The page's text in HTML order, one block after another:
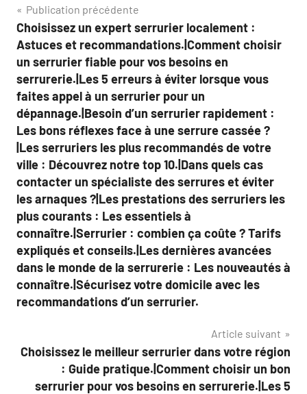
Navigation
de
l’article
Publication précédente
Choisissez un expert serrurier localement :
Astuces et recommandations.|Comment choisir
un serrurier fiable pour vos besoins en
serrurerie.|Les 5 erreurs à éviter lorsque vous
faites appel à un serrurier pour un
dépannage.|Besoin d’un serrurier rapidement :
Les bons réflexes face à une serrure cassée ?
|Les serruriers les plus recommandés de votre
ville : Découvrez notre top 10.|Dans quels cas
contacter un spécialiste des serrures et éviter
les arnaques ?|Les prestations des serruriers les
plus courants : Les essentiels à
connaître.|Serrurier : combien ça coûte ? Tarifs
expliqués et conseils.|Les dernières avancées
dans le monde de la serrurerie : Les nouveautés à
connaître.|Sécurisez votre domicile avec les
recommandations d’un serrurier.
Article suivant
Choisissez le meilleur serrurier dans votre région
: Guide pratique.|Comment choisir un bon
serrurier pour vos besoins en serrurerie.|Les 5